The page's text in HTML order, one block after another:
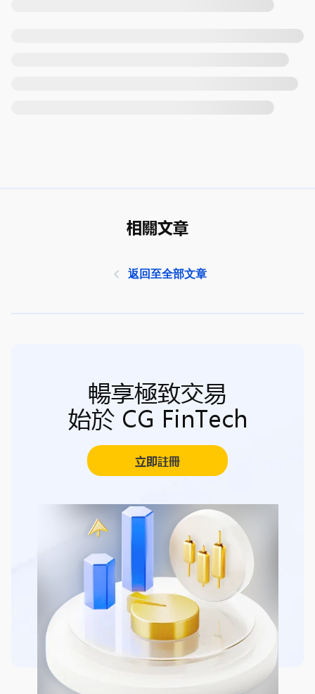
相關文章
返回至全部文章
暢享極致交易
始於 CG FinTech
立即註冊